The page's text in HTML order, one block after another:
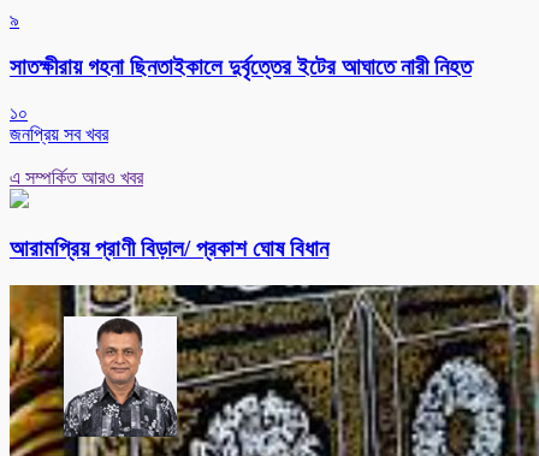
৯
সাতক্ষীরায় গহনা ছিনতাইকালে দুর্বৃত্তের ইটের আঘাতে নারী নিহত
১০
জনপ্রিয় সব খবর
এ সম্পর্কিত আরও খবর
আরামপ্রিয় প্রাণী বিড়াল/ প্রকাশ ঘোষ বিধান